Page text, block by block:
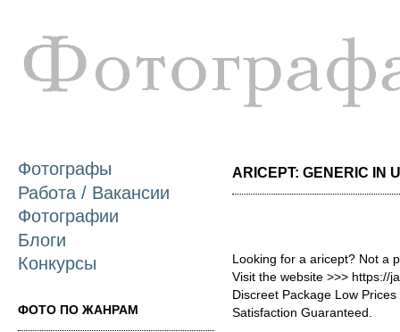
Фотографы
Работа / Вакансии
Фотографии
Блоги
Конкурсы
ФОТО ПО ЖАНРАМ
ARICEPT: GENERIC IN
Looking for a aricept? Not a
Visit the website >>> https://
Discreet Package Low
Satisfaction Guaranteed.